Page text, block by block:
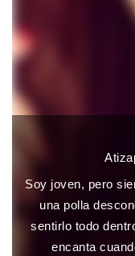
Soy joven, pero
una polla
sentirlo todo
encanta